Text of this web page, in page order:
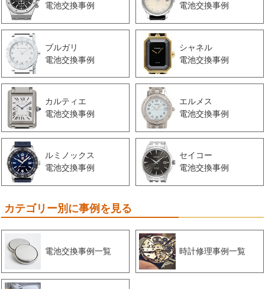
電池交換事例
電池交換事例
ブルガリ
電池交換事例
シャネル
電池交換事例
カルティエ
電池交換事例
エルメス
電池交換事例
ルミノックス
電池交換事例
セイコー
電池交換事例
カテゴリー別に事例を見る
電池交換事例一覧 時計修理事例一覧